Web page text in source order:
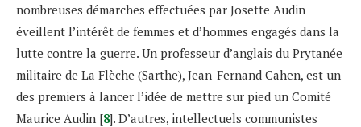
nombreuses démarches effectuées par Josette Audin
éveillent l’intérêt de femmes et d’hommes engagés dans la
lutte contre la guerre. Un professeur d’anglais du Prytanée
militaire de La Flèche (Sarthe), Jean-Fernand Cahen, est un
des premiers à lancer l’idée de mettre sur pied un Comité
Maurice Audin [8]. D’autres, intellectuels communistes